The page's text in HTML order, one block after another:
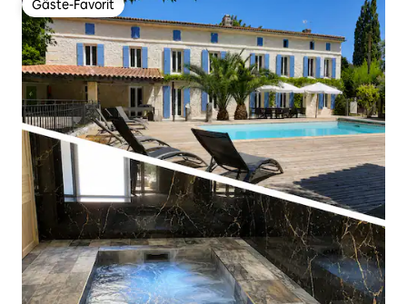
Gäste-Favorit
Gäste-Favorit